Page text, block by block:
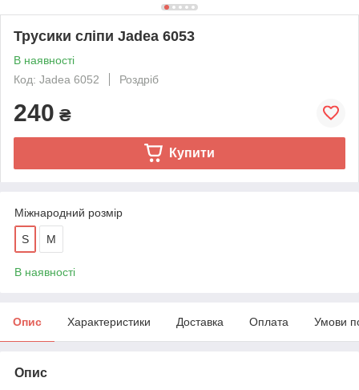
Трусики сліпи Jadea 6053
В наявності
Код: Jadea 6052
Роздріб
240 ₴
Купити
Міжнародний розмір
S M
В наявності
Опис Характеристики Доставка Оплата Умови
Опис